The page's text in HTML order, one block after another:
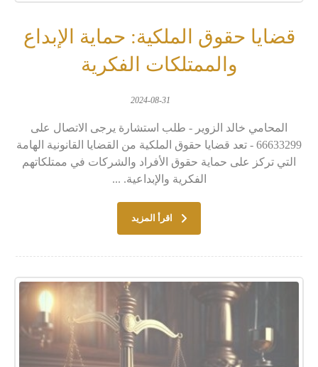
قضايا حقوق الملكية: حماية الإبداع
والممتلكات الفكرية
2024-08-31
المحامي خالد الزوير - طلب استشارة يرجى الاتصال على
66633299 - تعد قضايا حقوق الملكية من القضايا القانونية الهامة
التي تركز على حماية حقوق الأفراد والشركات في ممتلكاتهم
الفكرية والإبداعية. ...
اقرأ المزيد